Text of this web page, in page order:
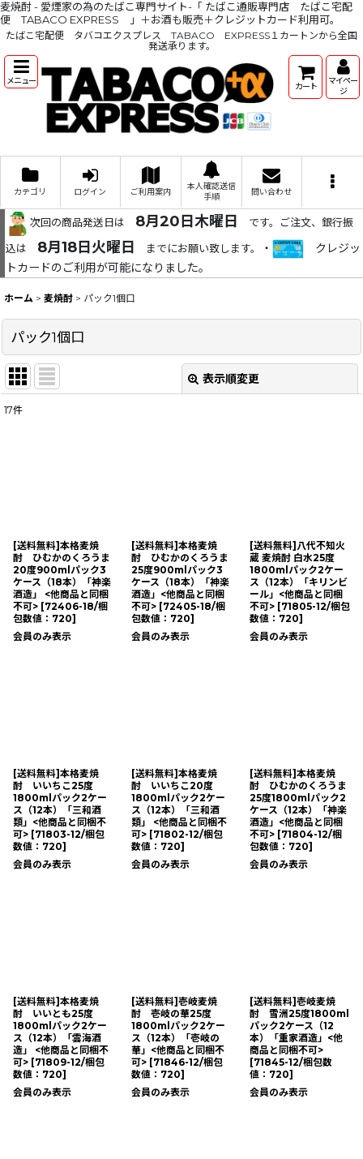
麦焼酎 - 愛煙家の為のたばこ専門サイト-「 たばこ通販専門店 たばこ宅配
便 TABACO EXPRESS 」＋お酒も販売＋クレジットカード利用可。
たばこ宅配便 タバコエクスプレス TABACO EXPRESS１カートンから全国
発送承ります。
メニュー カート
マイペー
ジ
カテゴリ ログイン ご利用案内
本人確認送信
手順
問い合わせ
次回の商品発送日は 8月20日木曜日
です。ご注文、銀行振
込は
8月18日火曜日 までにお願い致します。 ・
クレジッ
トカードのご利用が可能になりました。
ホーム > 麦焼酎 > パック1個口
パック1個口
表示順変更
17件
[送料無料]本格麦焼
酎 ひむかのくろうま
20度900mlパック3
ケース（18本）「神楽
酒造」 <他商品と同梱
不可> [72406-18/梱
包数値：720]
会員のみ表示
[送料無料]本格麦焼
酎 ひむかのくろうま
25度900mlパック3
ケース（18本）「神楽
酒造」<他商品と同梱
不可> [72405-18/梱
包数値：720]
会員のみ表示
[送料無料]八代不知火
蔵 麦焼酎 白水25度
1800mlパック2ケー
ス（12本）「キリンビ
ール」<他商品と同梱
不可> [71805-12/梱包
数値：720]
会員のみ表示
[送料無料]本格麦焼
酎 いいちこ25度
1800mlパック2ケー
ス（12本）「三和酒
類」<他商品と同梱不
可> [71803-12/梱包
数値：720]
会員のみ表示
[送料無料]本格麦焼
酎 いいちこ20度
1800mlパック2ケー
ス（12本）「三和酒
類」 <他商品と同梱不
可> [71802-12/梱包
数値：720]
会員のみ表示
[送料無料]本格麦焼
酎 ひむかのくろうま
25度1800mlパック2
ケース（12本）「神楽
酒造」<他商品と同梱
不可> [71804-12/梱
包数値：720]
会員のみ表示
[送料無料]本格麦焼
酎 いいとも25度
1800mlパック2ケー
ス（12本）「雲海酒
造」 <他商品と同梱不
可> [71809-12/梱包
数値：720]
会員のみ表示
[送料無料]壱岐麦焼
酎 壱岐の華25度
1800mlパック2ケー
ス（12本）「壱岐の
華」<他商品と同梱不
可> [71846-12/梱包
数値：720]
会員のみ表示
[送料無料]壱岐麦焼
酎 雪洲25度1800ml
パック2ケース（12
本）「重家酒造」<他
商品と同梱不可>
[71845-12/梱包数
値：720]
会員のみ表示